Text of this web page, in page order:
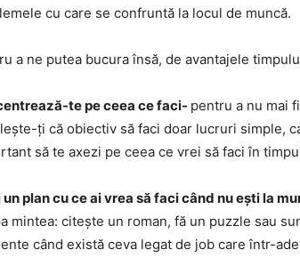
cu care se confruntă la locul de muncă.
a ne putea bucura însă, de avantajele
te pe ceea ce faci- pentru a nu mai
ți că obiectiv să faci doar lucruri simple,
să te axezi pe ceea ce vrei să faci în
plan cu ce ai vrea să faci când nu ești la
mintea: citește un roman, fă un puzzle sau
când există ceva legat de job care într-